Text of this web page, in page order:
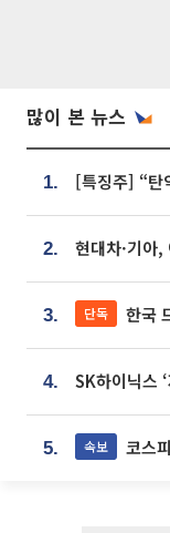
많이 본 뉴스
1.
2.
3. 단독 한국 드
4.
5. 속보 코스